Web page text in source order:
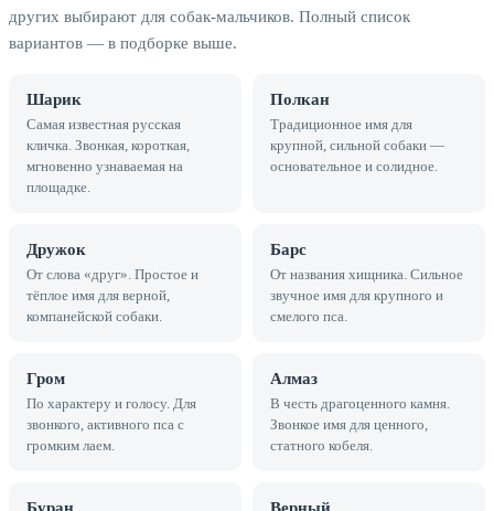
других выбирают для собак-мальчиков. Полный список
вариантов — в подборке выше.
Шарик
Самая известная русская
кличка. Звонкая, короткая,
мгновенно узнаваемая на
площадке.
Полкан
Традиционное имя для
крупной, сильной собаки —
основательное и солидное.
Дружок
От слова «друг». Простое и
тёплое имя для верной,
компанейской собаки.
Барс
От названия хищника. Сильное
звучное имя для крупного и
смелого пса.
Гром
По характеру и голосу. Для
звонкого, активного пса с
громким лаем.
Алмаз
В честь драгоценного камня.
Звонкое имя для ценного,
статного кобеля.
Буран Верный